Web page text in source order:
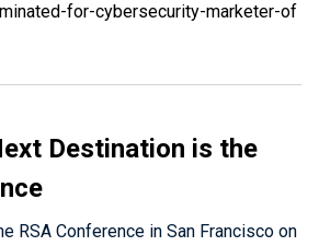
for-cybersecurity-marketer-of
Destination is the
RSA Conference in San Francisco on